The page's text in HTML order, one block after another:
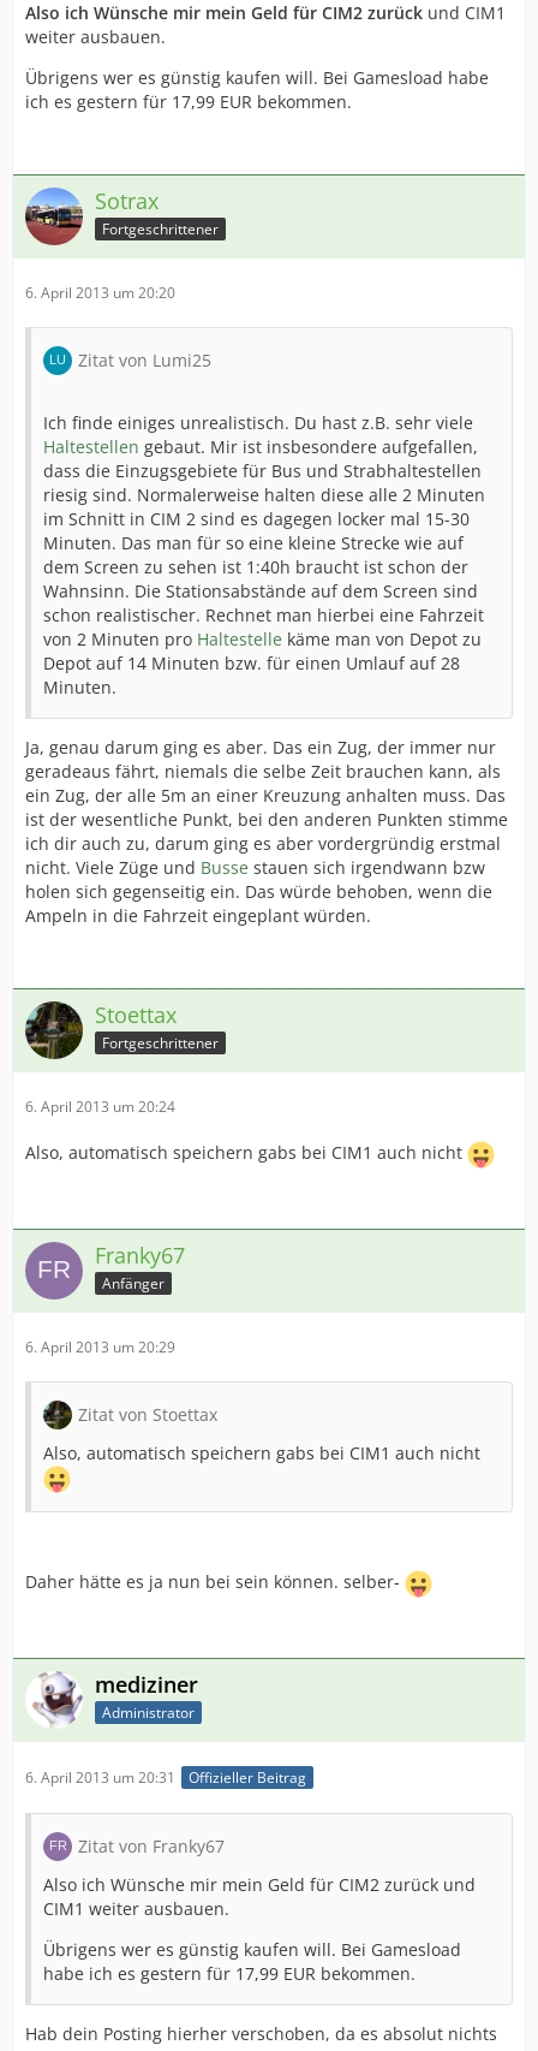
Also ich Wünsche mir mein Geld für CIM2 zurück und CIM1
weiter ausbauen.
Übrigens wer es günstig kaufen will. Bei Gamesload habe
ich es gestern für 17,99 EUR bekommen.
Sotrax
Fortgeschrittener
6. April 2013 um 20:20
Zitat von Lumi25
Ich finde einiges unrealistisch. Du hast z.B. sehr viele
Haltestellen gebaut. Mir ist insbesondere aufgefallen,
dass die Einzugsgebiete für Bus und Strabhaltestellen
riesig sind. Normalerweise halten diese alle 2 Minuten
im Schnitt in CIM 2 sind es dagegen locker mal 15-30
Minuten. Das man für so eine kleine Strecke wie auf
dem Screen zu sehen ist 1:40h braucht ist schon der
Wahnsinn. Die Stationsabstände auf dem Screen sind
schon realistischer. Rechnet man hierbei eine Fahrzeit
von 2 Minuten pro Haltestelle käme man von Depot zu
Depot auf 14 Minuten bzw. für einen Umlauf auf 28
Minuten.
Ja, genau darum ging es aber. Das ein Zug, der immer nur
geradeaus fährt, niemals die selbe Zeit brauchen kann, als
ein Zug, der alle 5m an einer Kreuzung anhalten muss. Das
ist der wesentliche Punkt, bei den anderen Punkten stimme
ich dir auch zu, darum ging es aber vordergründig erstmal
nicht. Viele Züge und Busse stauen sich irgendwann bzw
holen sich gegenseitig ein. Das würde behoben, wenn die
Ampeln in die Fahrzeit eingeplant würden.
Stoettax
Fortgeschrittener
6. April 2013 um 20:24
Also, automatisch speichern gabs bei CIM1 auch nicht
Franky67
Anfänger
6. April 2013 um 20:29
Zitat von Stoettax
Also, automatisch speichern gabs bei CIM1 auch nicht
Daher hätte es ja nun bei sein können. selber-
mediziner
Administrator
6. April 2013 um 20:31 Offizieller Beitrag
Zitat von Franky67
Also ich Wünsche mir mein Geld für CIM2 zurück und
CIM1 weiter ausbauen.
Übrigens wer es günstig kaufen will. Bei Gamesload
habe ich es gestern für 17,99 EUR bekommen.
Hab dein Posting hierher verschoben, da es absolut nichts